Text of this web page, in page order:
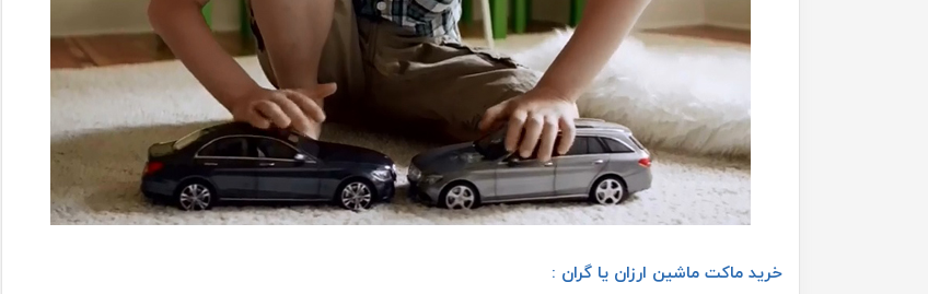
خرید ماکت ماشین ارزان یا گران :